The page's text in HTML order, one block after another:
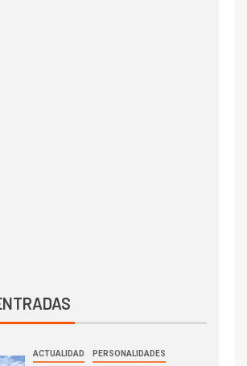
ACTUALIDAD PERSONALIDADES